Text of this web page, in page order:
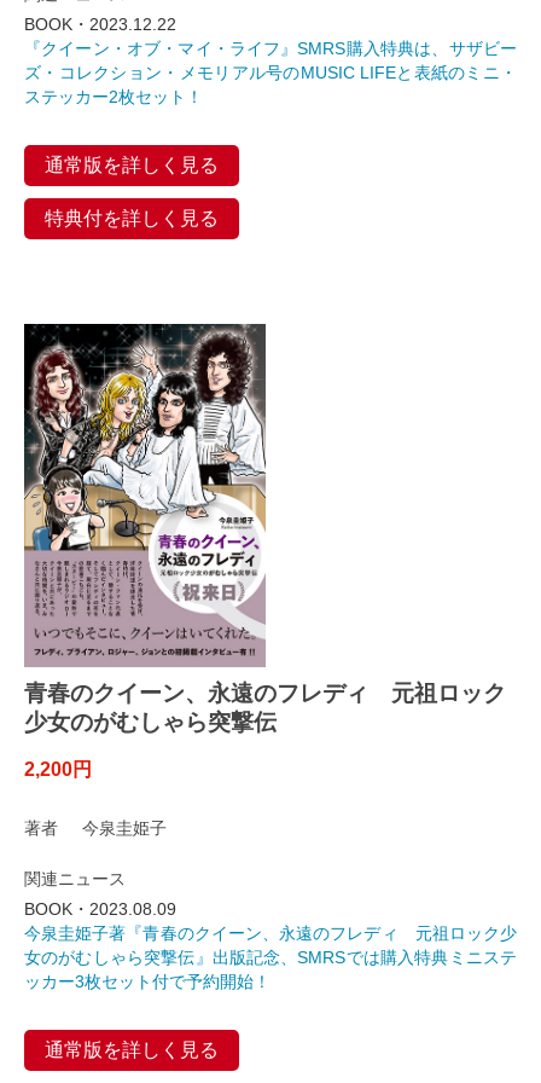
BOOK・2023.12.22
『クイーン・オブ・マイ・ライフ』SMRS購入特典は、サザビー
ズ・コレクション・メモリアル号のMUSIC LIFEと表紙のミニ・
ステッカー2枚セット！
通常版を詳しく見る
特典付を詳しく見る
青春のクイーン、永遠のフレディ 元祖ロック
少女のがむしゃら突撃伝
2,200円
著者 今泉圭姫子
関連ニュース
BOOK・2023.08.09
今泉圭姫子著『青春のクイーン、永遠のフレディ 元祖ロック少
女のがむしゃら突撃伝』出版記念、SMRSでは購入特典ミニステ
ッカー3枚セット付で予約開始！
通常版を詳しく見る